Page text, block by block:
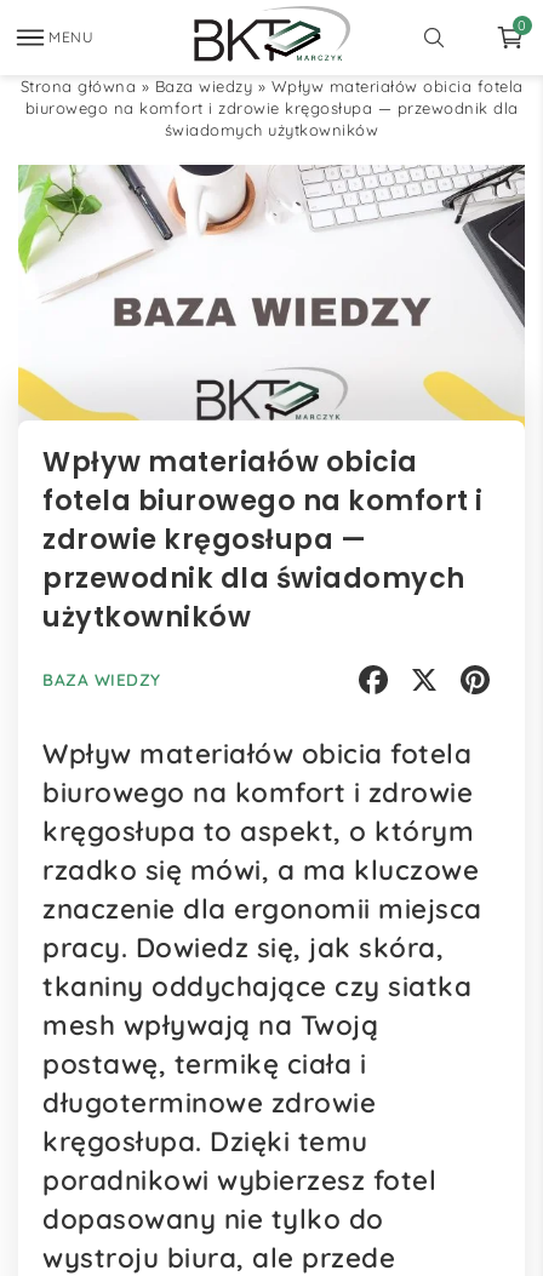
MENU
0
Strona główna » Baza wiedzy » Wpływ materiałów obicia fotela
biurowego na komfort i zdrowie kręgosłupa — przewodnik dla
świadomych użytkowników
Wpływ materiałów obicia
fotela biurowego na komfort i
zdrowie kręgosłupa —
przewodnik dla świadomych
użytkowników
BAZA WIEDZY
Wpływ materiałów obicia fotela
biurowego na komfort i zdrowie
kręgosłupa to aspekt, o którym
rzadko się mówi, a ma kluczowe
znaczenie dla ergonomii miejsca
pracy. Dowiedz się, jak skóra,
tkaniny oddychające czy siatka
mesh wpływają na Twoją
postawę, termikę ciała i
długoterminowe zdrowie
kręgosłupa. Dzięki temu
poradnikowi wybierzesz fotel
dopasowany nie tylko do
wystroju biura, ale przede